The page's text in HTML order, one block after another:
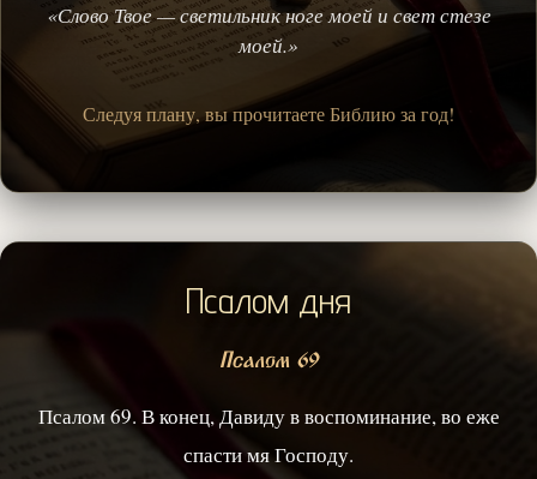
«Слово Твое — светильник ноге моей и свет стезе
моей.»
Следуя плану, вы прочитаете Библию за год!
Псалом дня
Псалом 69
Псалом 69. В конец, Давиду в воспоминание, во еже
спасти мя Господу.